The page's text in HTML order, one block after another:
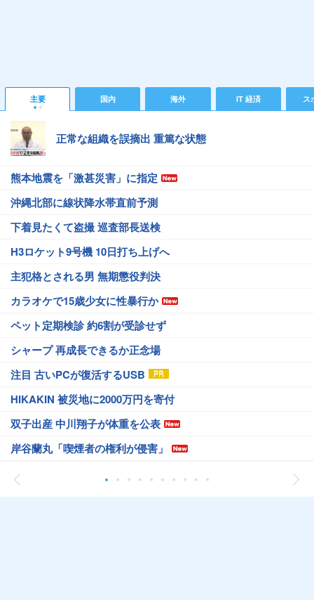
主要 国内 海外 IT 経済 ス
正常な組織を誤摘出 重篤な状態
熊本地震を「激甚災害」に指定
沖縄北部に線状降水帯直前予測
下着見たくて盗撮 巡査部長送検
H3ロケット9号機 10日打ち上げへ
主犯格とされる男 無期懲役判決
カラオケで15歳少女に性暴行か
ペット定期検診 約6割が受診せず
シャープ 再成長できるか正念場
注目 古いPCが復活するUSB
HIKAKIN 被災地に2000万円を寄付
双子出産 中川翔子が体重を公表
岸谷蘭丸「喫煙者の権利が侵害」